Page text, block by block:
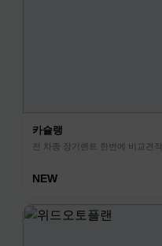
카슐랭
전 차종 장기렌트 한번에 비교견적
NEW